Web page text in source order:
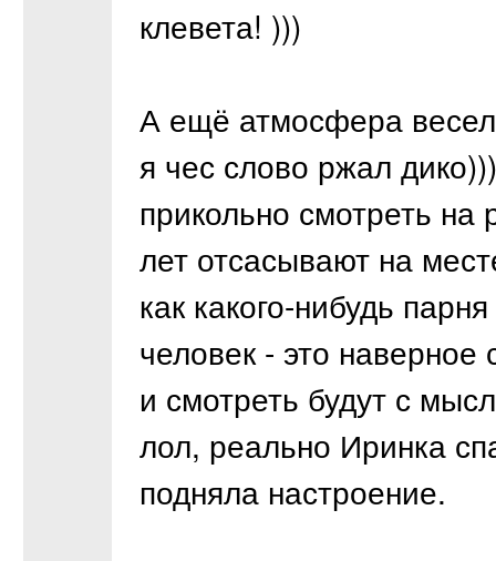
клевета! )))
А ещё атмосфера
я чес слово ржал
прикольно смотреть
лет отсасывают на
как какого-нибудь
человек - это
и смотреть будут с
лол, реально Иринка
подняла настроение.